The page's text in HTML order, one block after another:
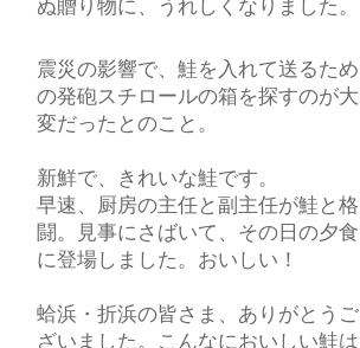
ぬ贈り物に、うれしくなりました。
震災の影響で、鮭を入れて送るため
の発砲スチロールの箱を探すのが大
変だったとのこと。
新鮮で、きれいな鮭です。
早速、厨房の主任と副主任が鮭と格
闘。見事にさばいて、その日の夕食
に登場しました。おいしい！
蛤浜・折浜の皆さま、ありがとうご
ざいました。こんなにおいしい鮭は